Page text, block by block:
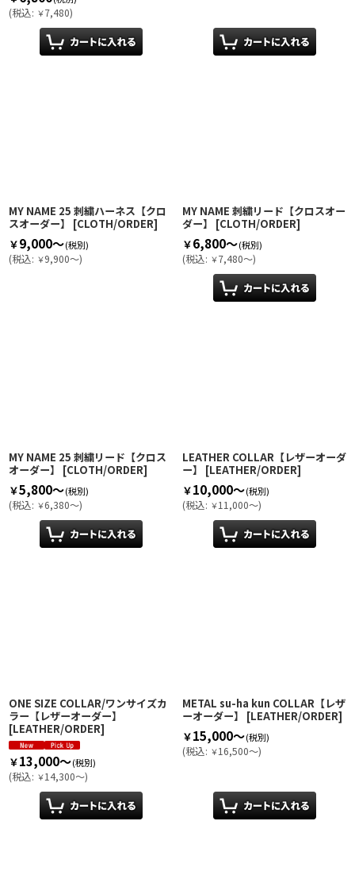
(税込: ￥7,480)
MY NAME 25 刺繍ハーネス【クロ
スオーダー】
[CLOTH/ORDER]
￥9,000～(税別)
(税込: ￥9,900～)
MY NAME 刺繍リード【クロスオー
ダー】
[CLOTH/ORDER]
￥6,800～(税別)
(税込: ￥7,480～)
MY NAME 25 刺繍リード【クロス
オーダー】
[CLOTH/ORDER]
￥5,800～(税別)
(税込: ￥6,380～)
LEATHER COLLAR【レザーオーダ
ー】
[LEATHER/ORDER]
￥10,000～(税別)
(税込: ￥11,000～)
ONE SIZE COLLAR/ワンサイズカ
ラー【レザーオーダー】
[LEATHER/ORDER]
￥13,000～(税別)
(税込: ￥14,300～)
METAL su-ha kun COLLAR【レザ
ーオーダー】
[LEATHER/ORDER]
￥15,000～(税別)
(税込: ￥16,500～)